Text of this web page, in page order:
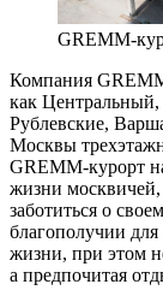
GREMM-
Компания
как
Рублевские,
Москвы
GREMM-курорт
жизни москвичей,
заботиться о
благополучии
жизни, при этом
а предпочитая